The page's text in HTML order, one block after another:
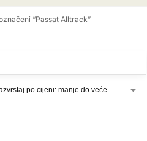
“Passat Alltrack”